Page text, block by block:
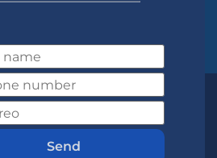
Send
+562 2570 5700